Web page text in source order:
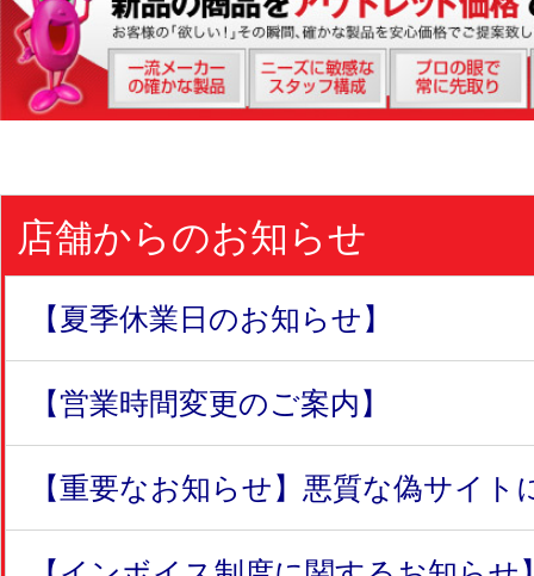
店舗からのお知らせ
【夏季休業日のお知らせ】
【営業時間変更のご案内】
【重要なお知らせ】悪質な偽サイト